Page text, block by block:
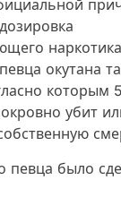
окутана
которым
убит
певца было